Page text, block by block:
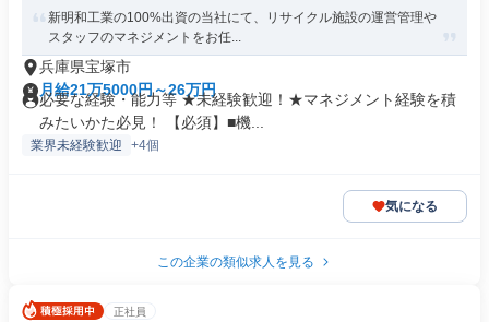
新明和工業の100%出資の当社にて、リサイクル施設の運営管理や
スタッフのマネジメントをお任...
兵庫県宝塚市
月給21万5000円～26万円
必要な経験・能力等 ★未経験歓迎！★マネジメント経験を積
みたいかた必見！ 【必須】■機...
業界未経験歓迎 +4個
気になる
この企業の類似求人を見る
正社員